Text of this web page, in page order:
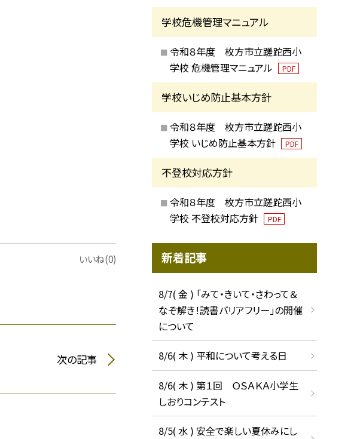
いいね(0)
次の記事
学校危機管理マニュアル
令和８年度 枚方市立蹉跎西小
学校 危機管理マニュアル
PDF
学校いじめ防止基本方針
令和８年度 枚方市立蹉跎西小
学校 いじめ防止基本方針
PDF
不登校対応方針
令和８年度 枚方市立蹉跎西小
学校 不登校対応方針
PDF
新着記事
8/7( 金 ) 「みて・きいて・さわって＆
なぞ解き！読書バリアフリー」の開催
について
8/6( 木 ) 平和について考える日
8/6( 木 ) 第１回 ＯＳＡＫＡ小学生
しおりコンテスト
8/5( 水 ) 安全で楽しい夏休みにし